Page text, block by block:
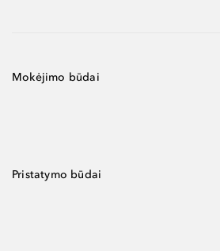
Mokėjimo būdai
Pristatymo būdai